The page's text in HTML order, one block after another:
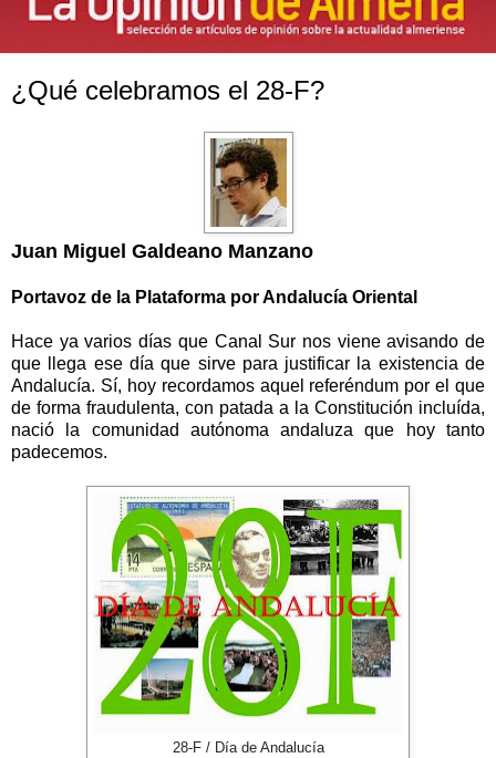
¿Qué celebramos el 28-F?
Juan Miguel Galdeano Manzano
Portavoz de la Plataforma por Andalucía Oriental
Hace ya varios días que Canal Sur nos viene avisando de
que llega ese día que sirve para justificar la existencia de
Andalucía. Sí, hoy recordamos aquel referéndum por el que
de forma fraudulenta, con patada a la Constitución incluída,
nació la comunidad autónoma andaluza que hoy tanto
padecemos.
28-F / Día de Andalucía